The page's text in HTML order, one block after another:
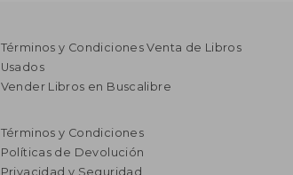
Términos y Condiciones Venta de Libros
Usados
Vender Libros en Buscalibre
Términos y Condiciones
Políticas de Devolución
Privacidad y Seguridad